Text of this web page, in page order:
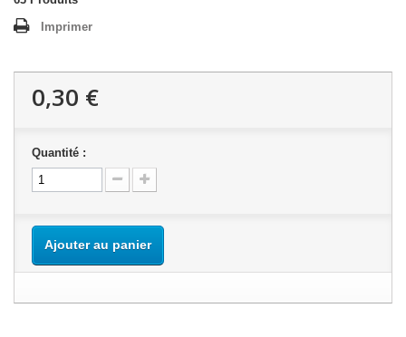
Imprimer
0,30 €
Quantité :
Ajouter au panier